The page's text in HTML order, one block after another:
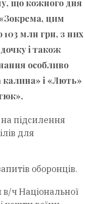
що кожного дня
цим
млн грн, з них
і також
особливо
калина» і «Лють»
підсилення
для
оборонців.
ч Національної